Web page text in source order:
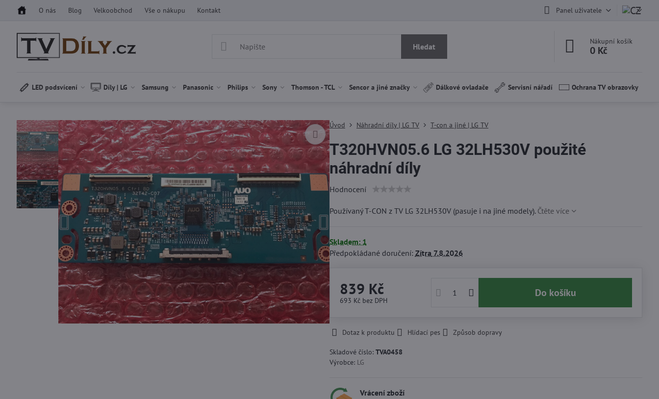
O nás Blog Velkoobchod Vše o nákupu Kontakt Panel uživatele
Hledat
Nákupní košík
0 Kč
LED podsvícení Díly | LG Samsung Panasonic Philips Sony Thomson - TCL Sencor a jiné značky Dálkové ovladače Servisní nářadí Ochrana TV obrazovky
Úvod Náhradní díly | LG TV T-con a jiné | LG TV
T320HVN05.6 LG 32LH530V použité
náhradní díly
Hodnocení
Používaný T-CON z TV LG 32LH530V (pasuje i na jiné modely). Čtěte více
Skladem: 1
Předpokládané doručení: Zítra 7.8.2026
839 Kč
693 Kč bez DPH
Do košíku
Dotaz k produktu Hlídací pes Způsob dopravy
Skladové číslo: TVA0458
Výrobce: LG
Vrácení zboží